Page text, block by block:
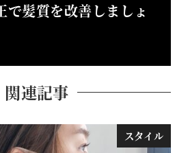
で髪質を改善しましょ
関連記事
スタイル